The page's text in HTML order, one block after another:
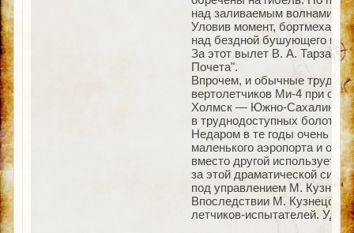
над заливаемым волнами
Уловив момент,
над бездной бушующего
За этот вылет В. А.
Почета".
Впрочем, и обычные
вертолетчиков Ми-4 при
Холмск — Южно-Сахалинск.
в труднодоступных
Недаром в те годы очень
маленького аэропорта и о
вместо другой
за этой драматической
под управлением М.
Впоследствии М. Кузнецов
летчиков-испытателей.